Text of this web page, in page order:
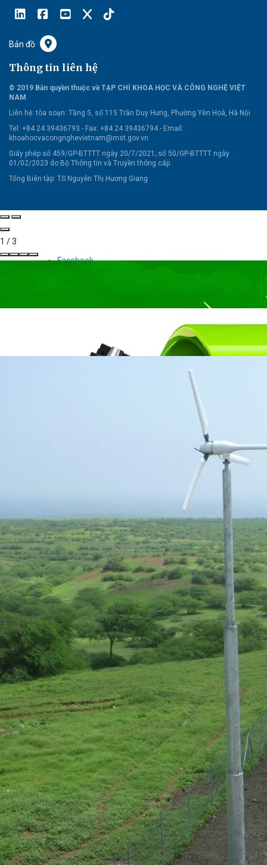
Bản đồ
Thông tin liên hệ
© 2019 Bản quyền thuộc về TẠP CHÍ KHOA HỌC VÀ CÔNG NGHỆ VIỆT
NAM
Liên hệ: tòa soạn: Tầng 5, số 115 Trần Duy Hưng, Phường Yên Hoà, Hà Nội
Tel: +84 24 39436793 - Fax: +84 24 39436794 - Email:
khoahocvacongnghevietnam@mst.gov.vn
Giấy phép số 459/GP-BTTTT ngày 20/7/2021; số 50/GP-BTTTT ngày
01/02/2023 do Bộ Thông tin và Truyền thông cấp
Tổng Biên tập: TS Nguyễn Thị Hương Giang
1 /3
Facebook